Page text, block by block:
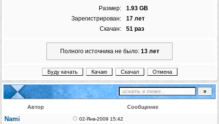
Размер:
1.93 GB
Зарегистрирован:
17 лет
Скачан:
51 раз
Полного источника не было: 13 лет
Автор Сообщение
Nami 02-Янв-2009 15:42